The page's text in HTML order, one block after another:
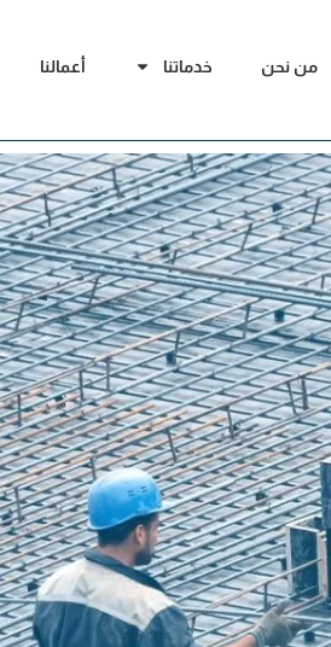
من نحن خدماتنا أعمالنا